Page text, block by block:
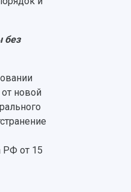
без
новой
РФ от 15